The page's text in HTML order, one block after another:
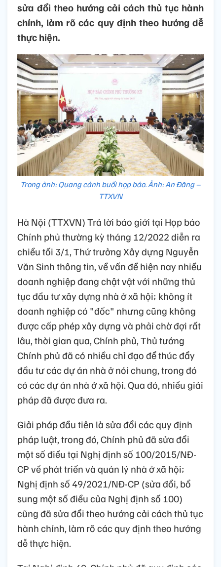
sửa đổi theo hướng cải cách thủ tục hành
chính, làm rõ các quy định theo hướng dễ
thực hiện.
Trong ảnh: Quang cảnh buổi họp báo. Ảnh: An Đăng –
TTXVN
Hà Nội (TTXVN) Trả lời báo giới tại Họp báo
Chính phủ thường kỳ tháng 12/2022 diễn ra
chiều tối 3/1, Thứ trưởng Xây dựng Nguyễn
Văn Sinh thông tin, về vấn đề hiện nay nhiều
doanh nghiệp đang chật vật với những thủ
tục đầu tư xây dựng nhà ở xã hội; không ít
doanh nghiệp có "đốc" nhưng cũng không
được cấp phép xây dựng và phải chờ đợi rất
lâu, thời gian qua, Chính phủ, Thủ tướng
Chính phủ đã có nhiều chỉ đạo để thúc đẩy
đầu tư các dự án nhà ở nói chung, trong đó
có các dự án nhà ở xã hội. Qua đó, nhiều giải
pháp đã được đưa ra.
Giải pháp đầu tiên là sửa đổi các quy định
pháp luật, trong đó, Chính phủ đã sửa đổi
một số điều tại Nghị định số 100/2015/NĐ-
CP về phát triển và quản lý nhà ở xã hội;
Nghị định số 49/2021/NĐ-CP (sửa đổi, bổ
sung một số điều của Nghị định số 100)
cũng đã sửa đổi theo hướng cải cách thủ tục
hành chính, làm rõ các quy định theo hướng
dễ thực hiện.